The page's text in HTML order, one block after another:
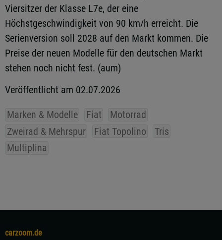
Viersitzer der Klasse L7e, der eine
Höchstgeschwindigkeit von 90 km/h erreicht. Die
Serienversion soll 2028 auf den Markt kommen. Die
Preise der neuen Modelle für den deutschen Markt
stehen noch nicht fest. (aum)
Veröffentlicht am 02.07.2026
Marken & Modelle Fiat
Motorrad
Zweirad & Mehrspur
Fiat Topolino
Tris
Multiplina
carzoom.de